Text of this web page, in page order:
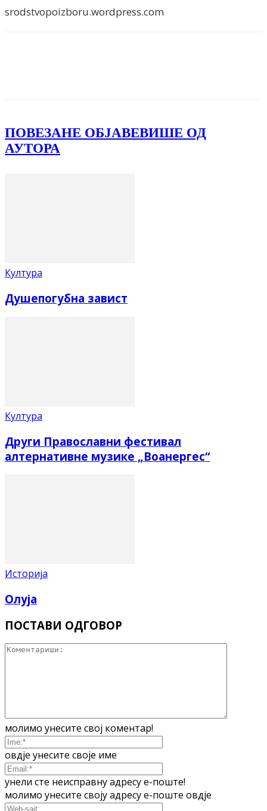
srodstvopoizboru.wordpress.com
ПОВЕЗАНЕ ОБЈАВЕВИШЕ ОД
АУТОРА
Култура
Душепогубна завист
Култура
Други Православни фестивал
алтернативне музике „Воанергес“
Историја
Олуја
ПОСТАВИ ОДГОВОР
молимо унесите свој коментар!
овдје унесите своје име
унели сте неисправну адресу е-поште!
молимо унесите своју адресу е-поште овдје